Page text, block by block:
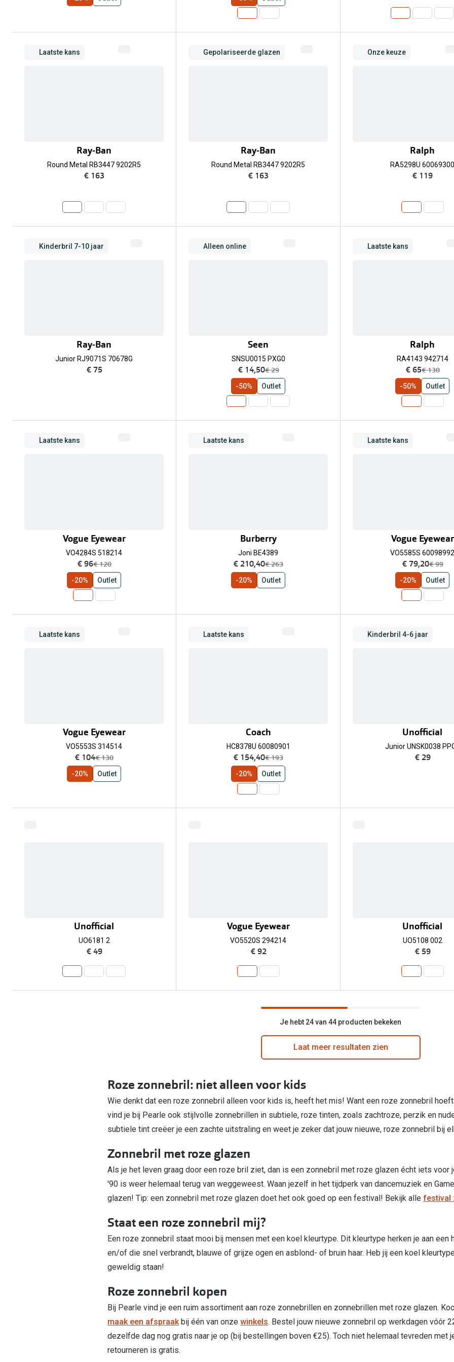
Laatste kans
Ray-Ban
Round Metal RB3447 9202R5
€ 163
Gepolariseerde glazen
Ray-Ban
Round Metal RB3447 9202R5
€ 163
Onze keuze
Ralph
RA5298U 60069300
€ 119
Kinderbril 7-10 jaar
Ray-Ban
Junior RJ9071S 70678G
€ 75
Alleen online
Seen
SNSU0015 PXG0
nu:
€ 14,50was:
€ 29
-50% Outlet
Laatste kans
Ralph
RA4143 942714
nu:
€ 65was:
€ 130
-50% Outlet
Laatste kans
Vogue Eyewear
VO4284S 518214
nu:
€ 96was:
€ 120
-20% Outlet
Laatste kans
Burberry
Joni BE4389
nu:
€ 210,40was:
€ 263
-20% Outlet
Laatste kans
Vogue Eyewear
VO5585S 60098992
nu:
€ 79,20was:
€ 99
-20% Outlet
Laatste kans
Vogue Eyewear
VO5553S 314514
nu:
€ 104was:
€ 130
-20% Outlet
Laatste kans
Coach
HC8378U 60080901
nu:
€ 154,40was:
€ 193
-20% Outlet
Kinderbril 4-6 jaar
Unofficial
Junior UNSK0038
€ 29
Unofficial
UO6181 2
€ 49
Vogue Eyewear
VO5520S 294214
€ 92
Unofficial
UO5108 002
€ 59
Je hebt 24 van 44 producten bekeken
Laat meer resultaten zien
Roze zonnebril: niet alleen voor kids
Wie denkt dat een roze zonnebril alleen voor kids is, heeft het mis! Want een roze zonnebril
vind je bij Pearle ook stijlvolle zonnebrillen in subtiele, roze tinten, zoals zachtroze, perzik en
subtiele tint creëer je een zachte uitstraling en weet je zeker dat jouw nieuwe, roze zonnebril bij
Zonnebril met roze glazen
Als je het leven graag door een roze bril ziet, dan is een zonnebril met roze glazen écht iets voor
'90 is weer helemaal terug van weggeweest. Waan jezelf in het tijdperk van dancemuziek en
glazen! Tip: een zonnebril met roze glazen doet het ook goed op een festival! Bekijk alle festival
Staat een roze zonnebril mij?
Een roze zonnebril staat mooi bij mensen met een koel kleurtype. Dit kleurtype herken je aan een
en/of die snel verbrandt, blauwe of grijze ogen en asblond- of bruin haar. Heb jij een koel
geweldig staan!
Roze zonnebril kopen
Bij Pearle vind je een ruim assortiment aan roze zonnebrillen en zonnebrillen met roze glazen.
maak een afspraakbij één van onze winkels. Bestel jouw nieuwe zonnebril op werkdagen vóór
dezelfde dag nog gratis naar je op (bij bestellingen boven €25). Toch niet helemaal tevreden met
retourneren is gratis.